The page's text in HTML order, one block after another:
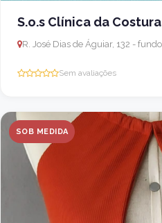
S.o.s Clínica da Costura
Sem avaliações
SOB MEDIDA